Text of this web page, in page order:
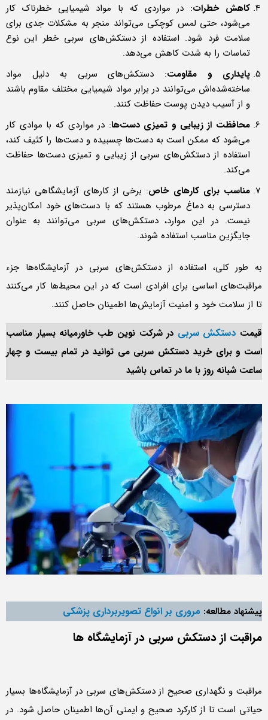
کاهش خطرات: در مواردی که با مواد شیمیایی خطرناک کار
می‌شود، حتی لمس کوچکی می‌تواند منجر به مشکلات جدی برای
سلامت فرد شود. استفاده از دستکش‌های سربی خطر این نوع
تماسات را به شدت کاهش می‌دهد.
پایداری و مقاومت: دستکش‌های سربی به دلیل مواد
ساخته‌شده‌اش می‌توانند در برابر مواد شیمیایی مختلف مقاوم باشند
و از آسیب دیدن پوست حفاظت کنند.
محافظت از زیبایی و تمیزی دست‌ها: در مواردی که با موادی کار
می‌شود که ممکن است به دست‌ها چسبیده و دست‌ها را کثیف کند،
استفاده از دستکش‌های سربی از زیبایی و تمیزی دست‌ها حفاظت
می‌کند.
مناسب برای کارهای خاص: برخی از کارهای آزمایشگاهی نیازمند
دسترسی به دماغ مرطوب هستند که با دست‌های خود امکان‌پذیر
نیست. در این موارد، دستکش‌های سربی می‌توانند به عنوان
جایگزین مناسب استفاده شوند.
به طور کلی، استفاده از دستکش‌های سربی در آزمایشگاه‌ها جزء
مراقبت‌های اساسی برای افرادی است که در این محیط‌ها کار می‌کنند
تا از سلامت خود و امنیت آزمایش‌ها اطمینان حاصل کنند.
قیمت دستکش سربی در شرکت نوین طب خاورمیانه بسیار مناسب
است و برای خرید دستکش سربی می توانید در تمام بیست و چهار
ساعت شبانه روز با ما در تماس باشید
پیشنهاد مطالعه: مروری بر انواع تصویربرداری پزشکی
مراقبت از دستکش سربی در آزمایشگاه ها
مراقبت و نگهداری صحیح از دستکش‌های سربی در آزمایشگاه‌ها بسیار
حیاتی است تا از کارکرد صحیح و ایمنی آن‌ها اطمینان حاصل شود. در